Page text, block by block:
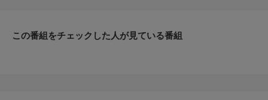
この番組をチェックした人が見ている番組